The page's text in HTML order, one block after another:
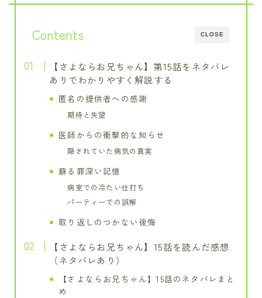
CLOSE
Contents
【さよならお兄ちゃん】第15話をネタバレ
ありでわかりやすく解説する
匿名の提供者への感謝
期待と失望
医師からの衝撃的な知らせ
隠されていた病気の真実
蘇る罪深い記憶
病室での冷たい仕打ち
パーティーでの誤解
取り返しのつかない後悔
【さよならお兄ちゃん】15話を読んだ感想
（ネタバレあり）
【さよならお兄ちゃん】15話のネタバレまと
め